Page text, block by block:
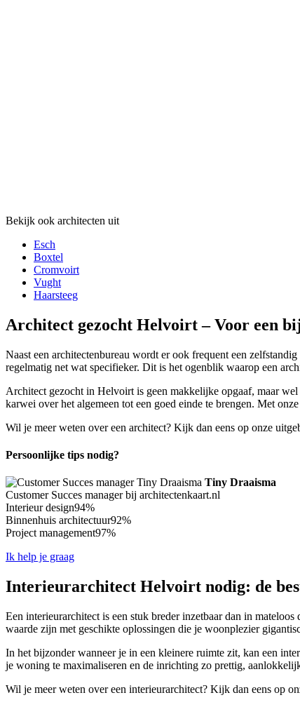
Bekijk ook architecten uit
Esch
Boxtel
Cromvoirt
Vught
Haarsteeg
Architect gezocht Helvoirt – Voor een
Naast een architectenbureau wordt er ook frequent een
regelmatig net wat specifieker. Dit is het ogenblik waarop een
Architect gezocht in Helvoirt is geen makkelijke opgaaf, maar
karwei over het algemeen tot een goed einde te brengen. Met
Wil je meer weten over een architect? Kijk dan eens op onze
Persoonlijke tips nodig?
Tiny Draaisma
Customer Succes manager bij architectenkaart.nl
Interieur design94%
Binnenhuis architectuur92%
Project management97%
Ik help je graag
Interieurarchitect Helvoirt nodig: de
Een interieurarchitect is een stuk breder inzetbaar dan in
waarde zijn met geschikte oplossingen die je woonplezier
In het bijzonder wanneer je in een kleinere ruimte zit, kan een
je woning te maximaliseren en de inrichting zo prettig,
Wil je meer weten over een interieurarchitect? Kijk dan eens op